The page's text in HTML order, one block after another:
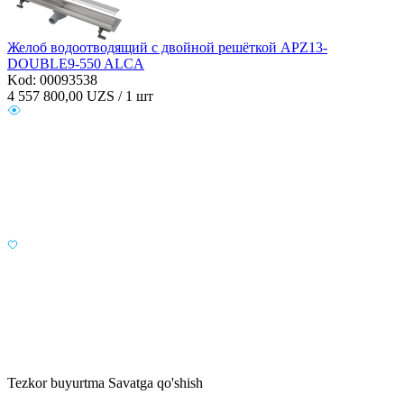
Желоб водоотводящий с двойной решёткой APZ13-
DOUBLE9-550 ALCA
Kod: 00093538
4 557 800,00 UZS / 1 шт
Tezkor buyurtma Savatga qo'shish